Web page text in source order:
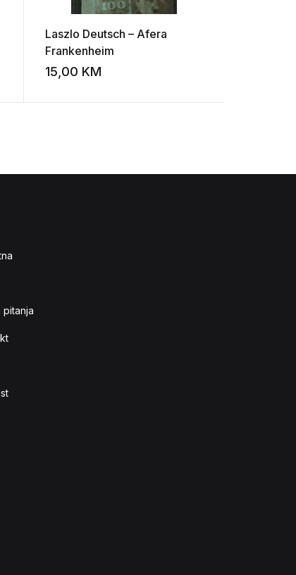
to wishlist
Laszlo Deutsch – Afera
Frankenheim
15,00 KM
pitanja